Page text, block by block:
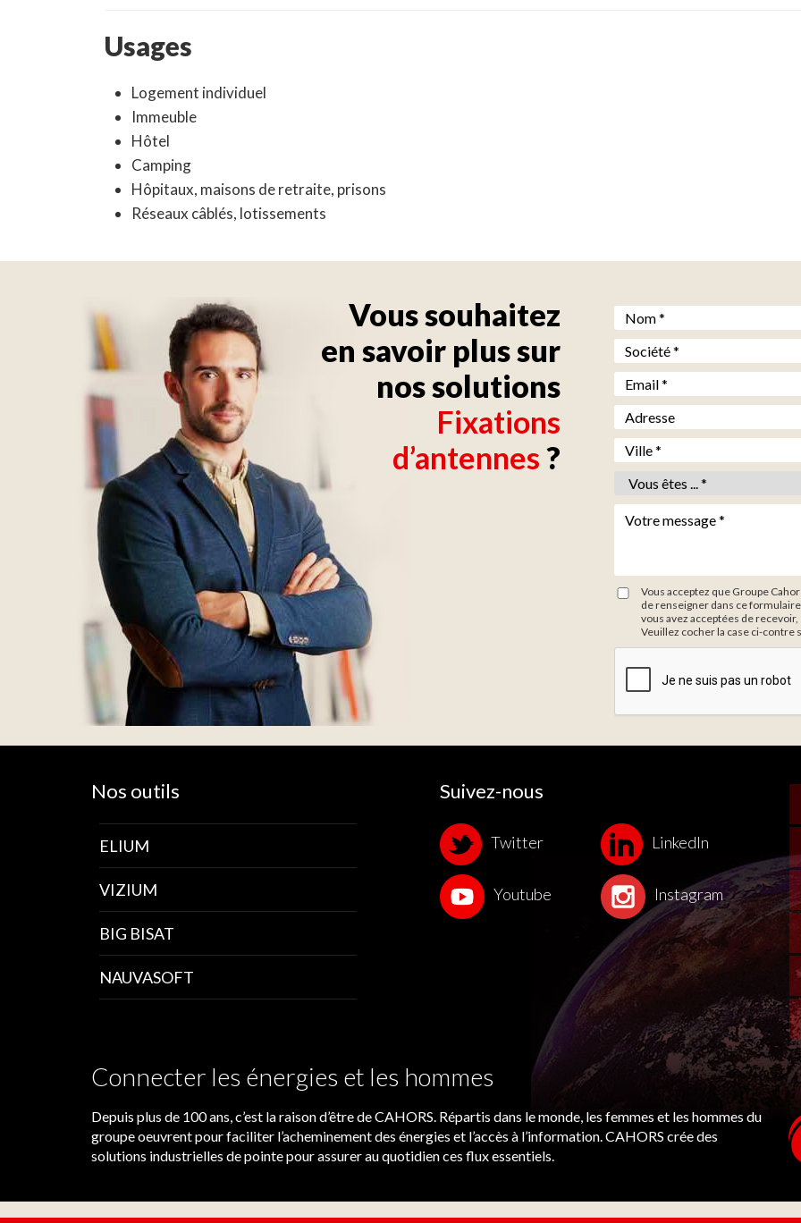
Usages
Logement individuel
Immeuble
Hôtel
Camping
Hôpitaux, maisons de retraite, prisons
Réseaux câblés, lotissements
Vous souhaitez
en savoir plus sur
nos solutions
Fixations
d’antennes?
Nom * *
Société **
Email **
Adresse
Ville **
Vous êtes *
Votre message *
Vous acceptez que Groupe
de renseigner dans ce
vous avez acceptées de
Veuillez cocher la case ci-contre
Nos outils
ELIUM
VIZIUM
BIG BISAT
NAUVASOFT
Suivez-nous
Twitter LinkedIn
Youtube Instagram
Connecter les énergies et les hommes
Depuis plus de 100 ans, c’est la raison d’être de CAHORS. Répartis dans le monde, les femmes et les hommes du
groupe oeuvrent pour faciliter l’acheminement des énergies et l’accès à l’information. CAHORS crée des
solutions industrielles de pointe pour assurer au quotidien ces flux essentiels.